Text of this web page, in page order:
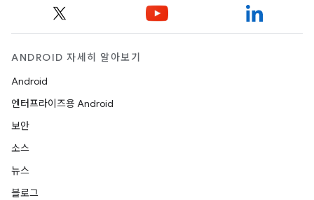
ANDROID 자세히 알아보기
Android
엔터프라이즈용 Android
보안
소스
뉴스
블로그